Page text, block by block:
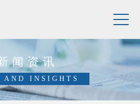
闻资讯
AND INSIGHTS